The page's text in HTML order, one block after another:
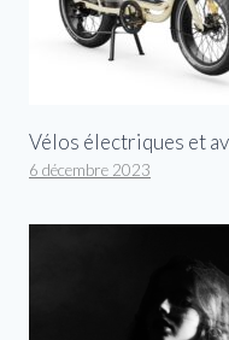
Vélos électriques et
6 décembre 2023